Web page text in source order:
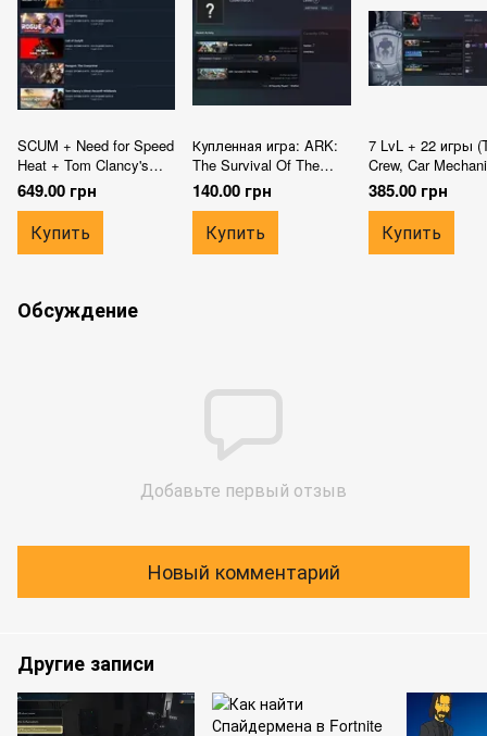
SCUM + Need for Speed
Heat + Tom Clancy's
Ghost Recon Wildlands
+ NoLimit | Полный
доступ к аккаунту +
изменение данных |
649.00 грн
Купить
Купленная игра: ARK:
The Survival Of The
Fittest + полный
доступ
140.00 грн
Купить
7 LvL + 22 игры
Crew, Car
Simulator 2018,
Elite 3, Empyrion -
Galactic Survival
час., Battlefield™
385.00 грн
Купить
Обсуждение
Добавьте первый отзыв
Новый комментарий
Другие записи